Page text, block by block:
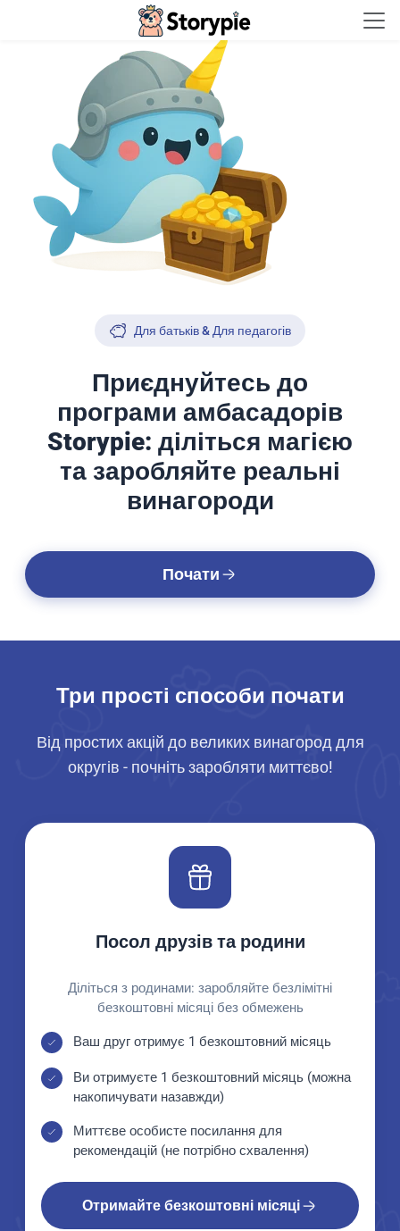
Storypie - Home
Для батьків & Для педагогів
Приєднуйтесь до
програми амбасадорів
Storypie: діліться магією
та заробляйте реальні
винагороди
Почати
Три прості способи почати
Від простих акцій до великих винагород для
округів - почніть заробляти миттєво!
Посол друзів та родини
Діліться з родинами: заробляйте безлімітні
безкоштовні місяці без обмежень
Ваш друг отримує 1 безкоштовний місяць
Ви отримуєте 1 безкоштовний місяць (можна
накопичувати назавжди)
Миттєве особисте посилання для
рекомендацій (не потрібно схвалення)
Отримайте безкоштовні місяці